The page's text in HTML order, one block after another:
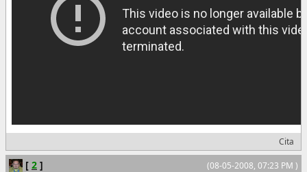
Cita
(08-05-2008, 07:23 PM )
[ 2 ]